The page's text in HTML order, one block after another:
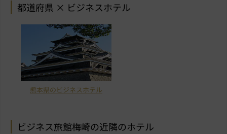
都道府県 × ビジネスホテル
熊本県のビジネスホテル
ビジネス旅館梅崎の近隣のホテル